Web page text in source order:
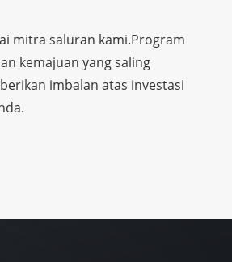
mitra saluran kami.Program
kemajuan yang saling
imbalan atas investasi